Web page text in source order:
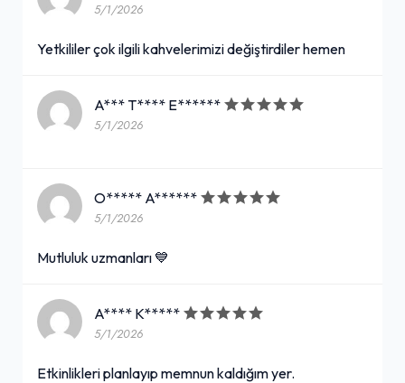
5/1/2026
Yetkililer çok ilgili kahvelerimizi değiştirdiler hemen
A*** T**** E******
5/1/2026
O***** A******
5/1/2026
Mutluluk uzmanları 💙
A**** K*****
5/1/2026
Etkinlikleri planlayıp memnun kaldığım yer.